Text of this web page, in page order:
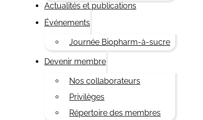
Actualités et publications
Événements
Journée Biopharm-à-sucre
Devenir membre
Nos collaborateurs
Privilèges
Répertoire des membres